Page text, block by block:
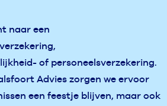
naar een
of personeelsverzekering.
Advies zorgen we ervoor
een feestje blijven, maar ook